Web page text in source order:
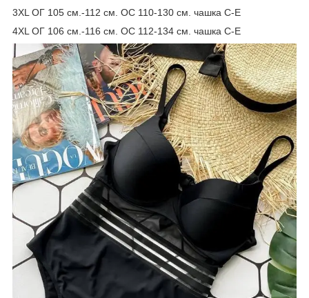
3XL ОГ 105 см.-112 см. ОС 110-130 см. чашка С-Е
4XL ОГ 106 см.-116 см. ОС 112-134 см. чашка С-Е